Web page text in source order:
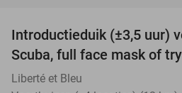
Introductieduik (±3,5 uur)
Scuba, full face mask of
Liberté et Bleu